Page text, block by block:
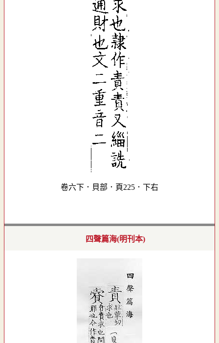
卷六下．貝部．頁225．下右
四聲篇海(明刊本)